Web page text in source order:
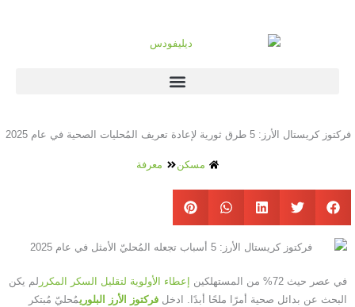
فركتوز كريستال الأرز: 5 طرق ثورية لإعادة تعريف المُحليات الصحية في عام 2025
مسكن معرفة
في عصر حيث 72% من المستهلكين إعطاء الأولوية لتقليل السكر المكرر لم يكن
البحث عن بدائل صحية أمرًا ملحًا أبدًا. ادخل ​ فركتوز الأرز البلوريمُحليّ مُبتكر